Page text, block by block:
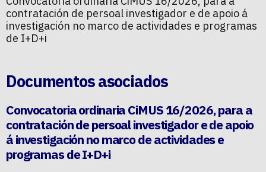
contratación de persoal investigador e de apoio á
investigación no marco de actividades e programas
de I+D+i
Documentos asociados
Convocatoria ordinaria CiMUS 16/2026, para a
contratación de persoal investigador e de apoio
á investigación no marco de actividades e
programas de I+D+i